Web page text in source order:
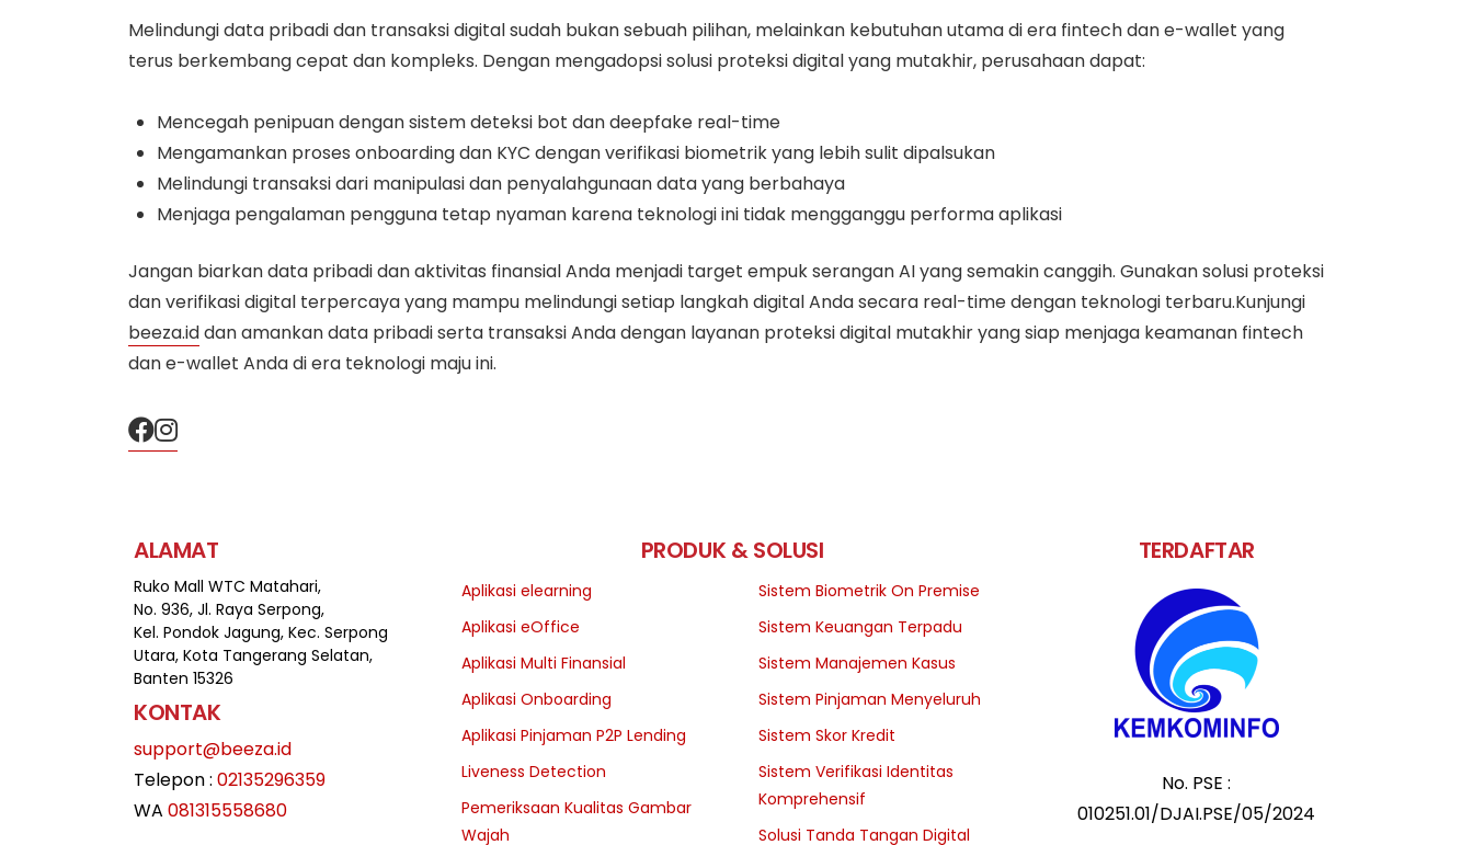
Melindungi data pribadi dan transaksi digital sudah bukan sebuah pilihan, melainkan kebutuhan utama di era fintech dan e-wallet yang
terus berkembang cepat dan kompleks. Dengan mengadopsi solusi proteksi digital yang mutakhir, perusahaan dapat:
Mencegah penipuan dengan sistem deteksi bot dan deepfake real-time
Mengamankan proses onboarding dan KYC dengan verifikasi biometrik yang lebih sulit dipalsukan
Melindungi transaksi dari manipulasi dan penyalahgunaan data yang berbahaya
Menjaga pengalaman pengguna tetap nyaman karena teknologi ini tidak mengganggu performa aplikasi
Jangan biarkan data pribadi dan aktivitas finansial Anda menjadi target empuk serangan AI yang semakin canggih. Gunakan solusi proteksi
dan verifikasi digital terpercaya yang mampu melindungi setiap langkah digital Anda secara real-time dengan teknologi terbaru.Kunjungi
beeza.iddan amankan data pribadi serta transaksi Anda dengan layanan proteksi digital mutakhir yang siap menjaga keamanan fintech
dan e-wallet Anda di era teknologi maju ini.
ALAMAT
Ruko Mall WTC Matahari,
No. 936, Jl. Raya Serpong,
Kel. Pondok Jagung, Kec. Serpong
Utara, Kota Tangerang Selatan,
Banten 15326
KONTAK
support@beeza.id
Telepon : 02135296359
WA 081315558680
PRODUK & SOLUSI
Aplikasi elearning
Aplikasi eOffice
Aplikasi Multi Finansial
Aplikasi Onboarding
Aplikasi Pinjaman P2P Lending
Liveness Detection
Pemeriksaan Kualitas Gambar
Wajah
Sistem Biometrik On Premise
Sistem Keuangan Terpadu
Sistem Manajemen Kasus
Sistem Pinjaman Menyeluruh
Sistem Skor Kredit
Sistem Verifikasi Identitas
Komprehensif
Solusi Tanda Tangan Digital
TERDAFTAR
No. PSE :
010251.01/DJAI.PSE/05/2024